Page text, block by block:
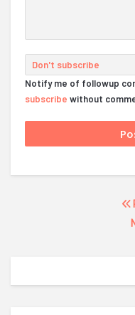
Notify me of followup
subscribe without